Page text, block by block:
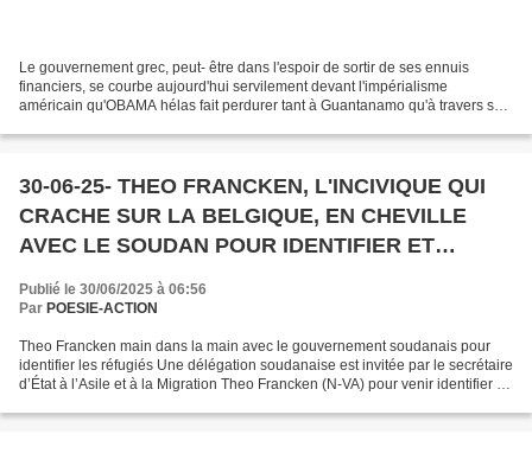
Le gouvernement grec, peut- être dans l'espoir de sortir de ses ennuis
financiers, se courbe aujourd'hui servilement devant l'impérialisme
américain qu'OBAMA hélas fait perdurer tant à Guantanamo qu'à travers son
30-06-25- THEO FRANCKEN, L'INCIVIQUE QUI
CRACHE SUR LA BELGIQUE, EN CHEVILLE
AVEC LE SOUDAN POUR IDENTIFIER ET
AUX VIOLENCES QUE SUBISSENT LES
DICTATORIAL (OCTOBRE 2017 !!!!)
Publié le 30/06/2025 à 06:56
Par POESIE-ACTION
Theo Francken main dans la main avec le gouvernement soudanais pour
identifier les réfugiés Une délégation soudanaise est invitée par le secrétaire
d’État à l’Asile et à la Migration Theo Francken (N-VA) pour venir identifier et